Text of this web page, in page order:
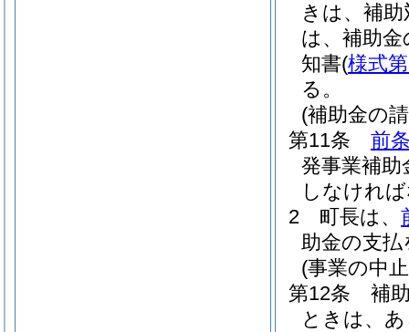
きは、補
は、補助
知書(様式
る。
(補助金の
第11条
前
発事業補助
しなけれ
2
町長は、
助金の支
(事業の中
第12条
補
ときは、